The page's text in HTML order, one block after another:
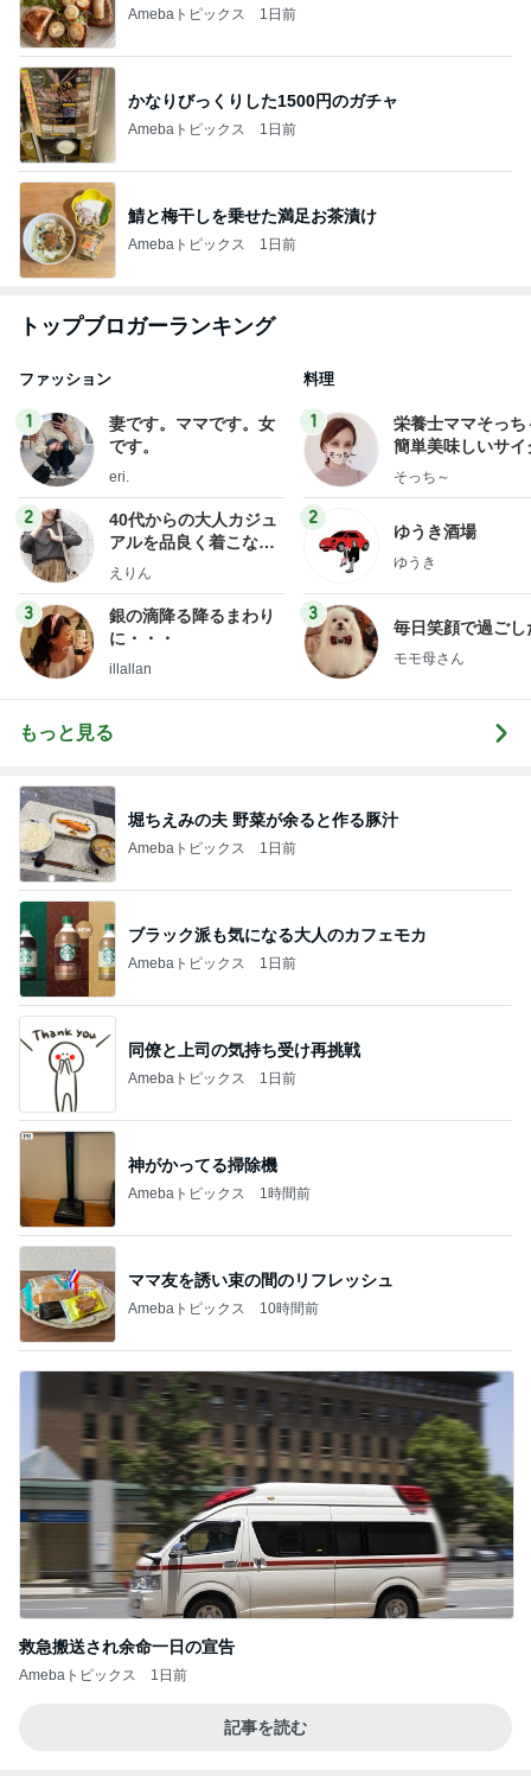
Amebaトピックス 1日前
かなりびっくりした1500円のガチャ
Amebaトピックス 1日前
鯖と梅干しを乗せた満足お茶漬け
Amebaトピックス 1日前
トップブロガーランキング
ファッション
1
妻です。ママです。女
です。
eri.
2
40代からの大人カジュ
アルを品良く着こなす
ファッションブログ
えりん
3
銀の滴降る降るまわり
に・・・
illallan
料理
1
栄養士ママそっち
簡単美味しいサイ
献立
そっち～
2
ゆうき酒場
ゆうき
3
毎日笑顔で過ごし
モモ母さん
もっと見る
堀ちえみの夫 野菜が余ると作る豚汁
Amebaトピックス 1日前
ブラック派も気になる大人のカフェモカ
Amebaトピックス 1日前
同僚と上司の気持ち受け再挑戦
Amebaトピックス 1日前
神がかってる掃除機
Amebaトピックス 1時間前
ママ友を誘い束の間のリフレッシュ
Amebaトピックス 10時間前
救急搬送され余命一日の宣告
Amebaトピックス 1日前
記事を読む